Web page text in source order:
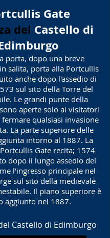
Gate
del Castello di
porta, dopo una breve
salita, porta alla Portcullis
anche dopo l'assedio di
sul sito della Torre del
Le grandi punte della
aperte solo ai visitatori
fermare qualsiasi invasione
La parte superiore delle
intorno al 1887. La
Gate recita; 1574
dopo il lungo assedio del
l'ingresso principale nel
sul sito della medievale
Il piano superiore è
aggiunto nel 1887.
Castello di Edimburgo